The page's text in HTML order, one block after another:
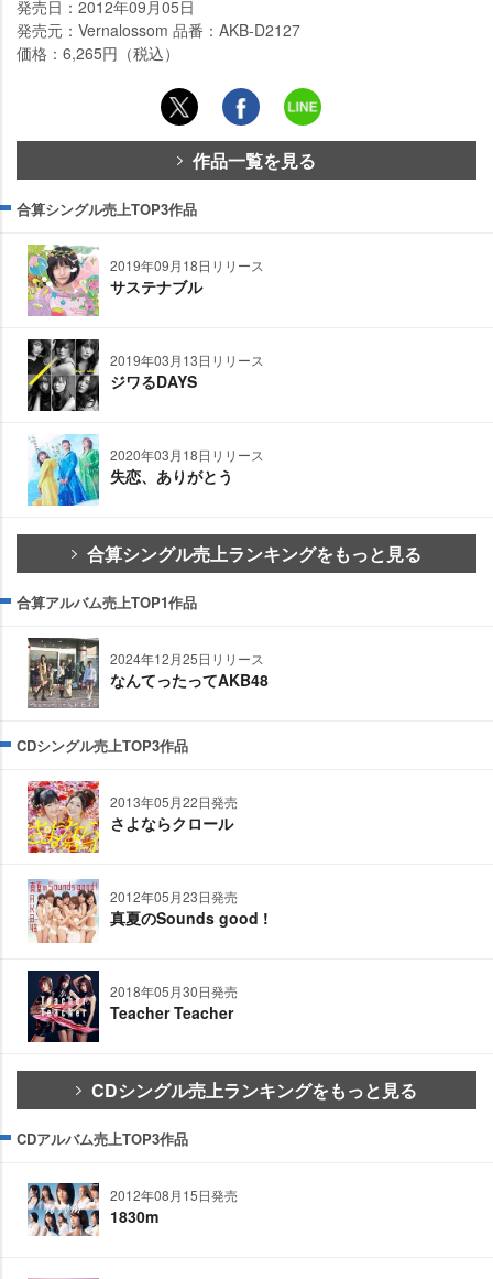
発売日：2012年09月05日
発売元：Vernalossom 品番：AKB-D2127
価格：6,265円（税込）
作品一覧を見る
合算シングル売上TOP3作品
2019年09月18日リリース
サステナブル
2019年03月13日リリース
ジワるDAYS
2020年03月18日リリース
失恋、ありがとう
合算シングル売上ランキングをもっと見る
合算アルバム売上TOP1作品
2024年12月25日リリース
なんてったってAKB48
CDシングル売上TOP3作品
2013年05月22日発売
さよならクロール
2012年05月23日発売
真夏のSounds good !
2018年05月30日発売
Teacher Teacher
CDシングル売上ランキングをもっと見る
CDアルバム売上TOP3作品
2012年08月15日発売
1830m